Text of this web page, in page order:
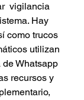
vigilancia
Hay
como trucos
utilizan
Whatsapp
recursos y